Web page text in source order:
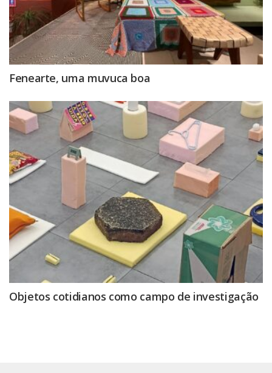
Fenearte, uma muvuca boa
Objetos cotidianos como campo de investigação